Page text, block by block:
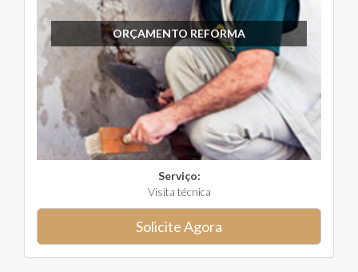
ORÇAMENTO REFORMA
Serviço:
Visita técnica
Solicite Agora